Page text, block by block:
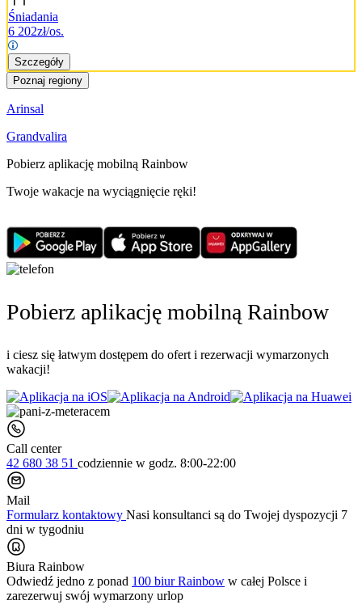
Śniadania
6 202zł/os.
Szczegóły
Poznaj regiony
Arinsal
Grandvalira
Pobierz aplikację mobilną Rainbow
Twoje wakacje na wyciągnięcie ręki!
Pobierz aplikację mobilną Rainbow
i ciesz się łatwym dostępem do ofert i rezerwacji wymarzonych
wakacji!
Call center
42 680 38 51 codziennie w godz. 8:00-22:00
Mail
Formularz kontaktowy Nasi konsultanci są do Twojej dyspozycji 7
dni w tygodniu
Biura Rainbow
Odwiedź jedno z ponad 100 biur Rainbow w całej Polsce i
zarezerwuj swój wymarzony urlop